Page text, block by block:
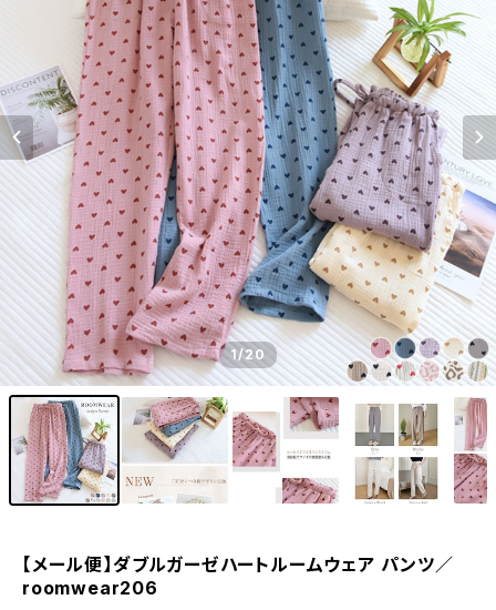
1/20
【メール便】ダブルガーゼハートルームウェア パンツ／
roomwear206